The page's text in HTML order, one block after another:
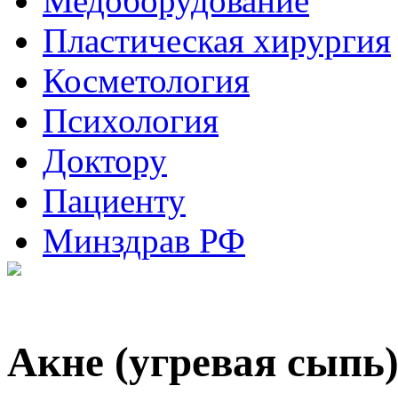
Пластическая хирургия
Косметология
Психология
Доктору
Пациенту
Минздрав РФ
Акне (угревая сыпь)